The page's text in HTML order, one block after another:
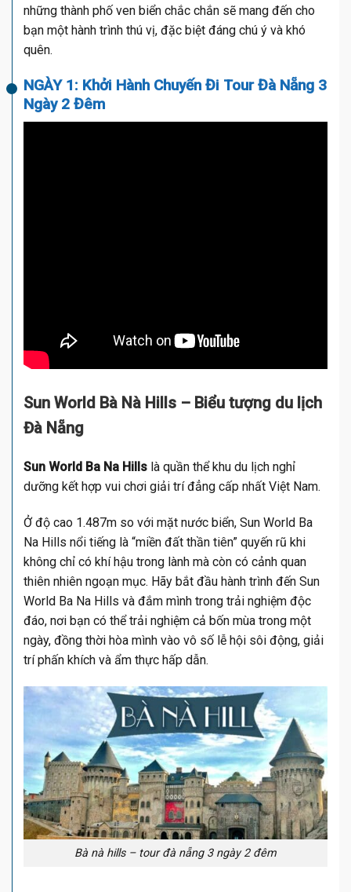
những thành phố ven biển chắc chắn sẽ mang đến cho
bạn một hành trình thú vị, đặc biệt đáng chú ý và khó
quên.
NGÀY 1: Khởi Hành Chuyến Đi Tour Đà Nẵng 3
Ngày 2 Đêm
Sun World Bà Nà Hills – Biểu tượng du lịch
Đà Nẵng
Sun World Ba Na Hills là quần thể khu du lịch nghỉ
dưỡng kết hợp vui chơi giải trí đẳng cấp nhất Việt Nam.
Ở độ cao 1.487m so với mặt nước biển, Sun World Ba
Na Hills nổi tiếng là “miền đất thần tiên” quyến rũ khi
không chỉ có khí hậu trong lành mà còn có cảnh quan
thiên nhiên ngoạn mục. Hãy bắt đầu hành trình đến Sun
World Ba Na Hills và đắm mình trong trải nghiệm độc
đáo, nơi bạn có thể trải nghiệm cả bốn mùa trong một
ngày, đồng thời hòa mình vào vô số lễ hội sôi động, giải
trí phấn khích và ẩm thực hấp dẫn.
Bà nà hills – tour đà nẵng 3 ngày 2 đêm